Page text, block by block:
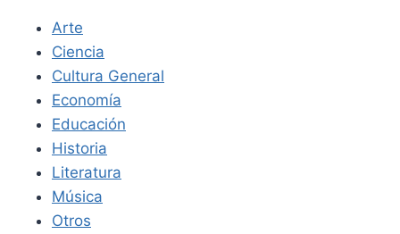
Arte
Ciencia
Cultura General
Economía
Educación
Historia
Literatura
Música
Otros